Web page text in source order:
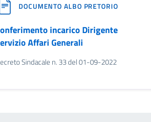
DOCUMENTO ALBO PRETORIO
incarico Dirigente
Affari Generali
Sindacale n. 33 del 01-09-2022